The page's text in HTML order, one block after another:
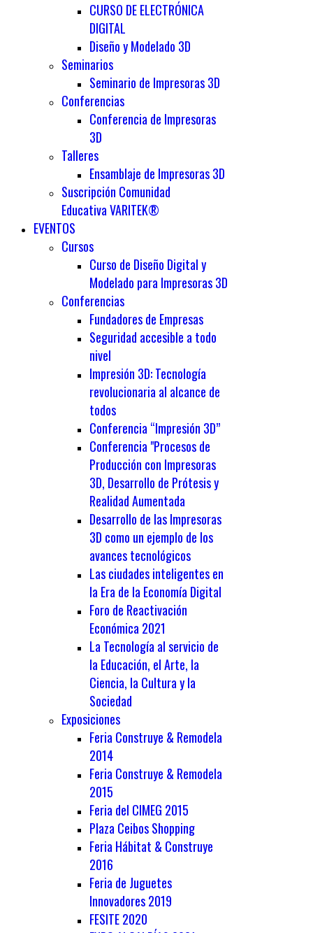
CURSO DE ELECTRÓNICA
DIGITAL
Diseño y Modelado 3D
Seminarios
Seminario de Impresoras 3D
Conferencias
Conferencia de Impresoras
3D
Talleres
Ensamblaje de Impresoras 3D
Suscripción Comunidad
Educativa VARITEK®
EVENTOS
Cursos
Curso de Diseño Digital y
Modelado para Impresoras 3D
Conferencias
Fundadores de Empresas
Seguridad accesible a todo
nivel
Impresión 3D: Tecnología
revolucionaria al alcance de
todos
Conferencia “Impresión 3D”
Conferencia "Procesos de
Producción con Impresoras
3D, Desarrollo de Prótesis y
Realidad Aumentada
Desarrollo de las Impresoras
3D como un ejemplo de los
avances tecnológicos
Las ciudades inteligentes en
la Era de la Economía Digital
Foro de Reactivación
Económica 2021
La Tecnología al servicio de
la Educación, el Arte, la
Ciencia, la Cultura y la
Sociedad
Exposiciones
Feria Construye & Remodela
2014
Feria Construye & Remodela
2015
Feria del CIMEG 2015
Plaza Ceibos Shopping
Feria Hábitat & Construye
2016
Feria de Juguetes
Innovadores 2019
FESITE 2020